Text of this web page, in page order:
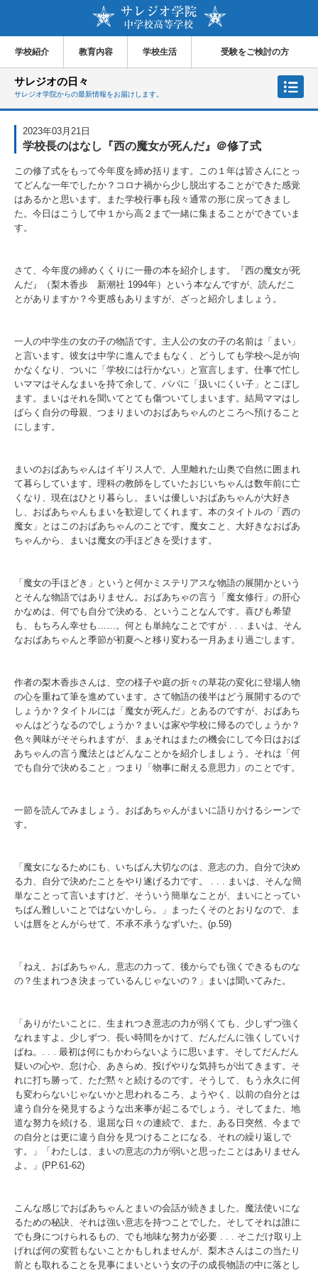
学校紹介 教育内容 学校生活 受験をご検討の方
サレジオの日々
サレジオ学院からの最新情報をお届けします。
2023年03月21日
学校長のはなし『西の魔女が死んだ』＠修了式
この修了式をもって今年度を締め括ります。この１年は皆さんにとっ
てどんな一年でしたか？コロナ禍から少し脱出することができた感覚
はあるかと思います。また学校行事も段々通常の形に戻ってきまし
た。今日はこうして中１から高２まで一緒に集まることができていま
す。
さて、今年度の締めくくりに一冊の本を紹介します。『西の魔女が死
んだ』（梨木香歩 新潮社 1994年）という本なんですが、読んだこ
とがありますか？今更感もありますが、ざっと紹介しましょう。
一人の中学生の女の子の物語です。主人公の女の子の名前は「まい」
と言います。彼女は中学に進んでまもなく、どうしても学校へ足が向
かなくなり、ついに「学校には行かない」と宣言します。仕事で忙し
いママはそんなまいを持て余して、パパに「扱いにくい子」とこぼし
ます。まいはそれを聞いてとても傷ついてしまいます。結局ママはし
ばらく自分の母親、つまりまいのおばあちゃんのところへ預けること
にします。
まいのおばあちゃんはイギリス人で、人里離れた山奥で自然に囲まれ
て暮らしています。理科の教師をしていたおじいちゃんは数年前に亡
くなり、現在はひとり暮らし。まいは優しいおばあちゃんが大好き
し、おばあちゃんもまいを歓迎してくれます。本のタイトルの「西の
魔女」とはこのおばあちゃんのことです。魔女こと、大好きなおばあ
ちゃんから、まいは魔女の手ほどきを受けます。
「魔女の手ほどき」というと何かミステリアスな物語の展開かという
とそんな物語ではありません。おばあちゃの言う「魔女修行」の肝心
かなめは、何でも自分で決める、ということなんです。喜びも希望
も、もちろん幸せも……。何とも単純なことですが . . . まいは、そん
なおばあちゃんと季節が初夏へと移り変わる一月あまり過ごします。
作者の梨木香歩さんは、空の様子や庭の折々の草花の変化に登場人物
の心を重ねて筆を進めています。さて物語の後半はどう展開するので
しょうか？タイトルには「魔女が死んだ」とあるのですが、おばあち
ゃんはどうなるのでしょうか？まいは家や学校に帰るのでしょうか？
色々興味がそそられますが、まぁそれはまたの機会にして今日はおば
あちゃんの言う魔法とはどんなことかを紹介しましょう。それは「何
でも自分で決めること」つまり「物事に耐える意思力」のことです。
一節を読んでみましょう。おばあちゃんがまいに語りかけるシーンで
す。
「魔女になるためにも、いちばん大切なのは、意志の力。自分で決め
る力、自分で決めたことをやり遂げる力です。
. . . まいは、そんな簡
単なことって言いますけど、そういう簡単なことが、まいにとってい
ちばん難しいことではないかしら。」まったくそのとおりなので、ま
いは唇をとんがらせて、不承不承うなずいた。 (p.59)
「ねえ、おばあちゃん。意志の力って、後からでも強くできるものな
の？生まれつき決まっているんじゃないの？」まいは聞いてみた。
「ありがたいことに、生まれつき意志の力が弱くても、少しずつ強く
なれますよ。少しずつ、長い時間をかけて、だんだんに強くしていけ
ばね。 . . . 最初は何にもかわらないように思います。そしてだんだん
疑いの心や、怠け心、あきらめ、投げやりな気持ちが出てきます。そ
れに打ち勝って、ただ黙々と続けるのです。そうして、もう永久に何
も変わらないじゃないかと思われるころ、ようやく、以前の自分とは
違う自分を発見するような出来事が起こるでしょう。そしてまた、地
道な努力を続ける、退屈な日々の連続で、また、ある日突然、今まで
の自分とは更に違う自分を見つけることになる、それの繰り返しで
す。」「わたしは、まいの意志の力が弱いと思ったことはありません
よ。」 (PP.61-62)
こんな感じでおばあちゃんとまいの会話が続きました。魔法使いにな
るための秘訣、それは強い意志を持つことでした。そしてそれは誰に
でも身につけられるもの、でも地味な努力が必要 . . . そこだけ取り上
げれば何の変哲もないことかもしれませんが、梨木さんはこの当たり
前とも取れることを見事にまいという女の子の成長物語の中に落とし